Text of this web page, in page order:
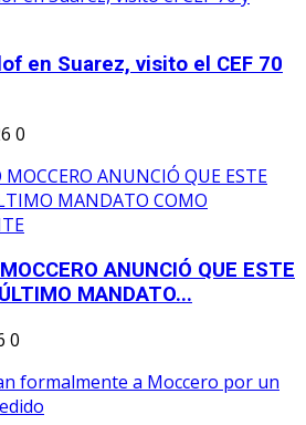
en Suarez, visito el CEF 70
0
ANUNCIÓ QUE ESTE
MANDATO...
0